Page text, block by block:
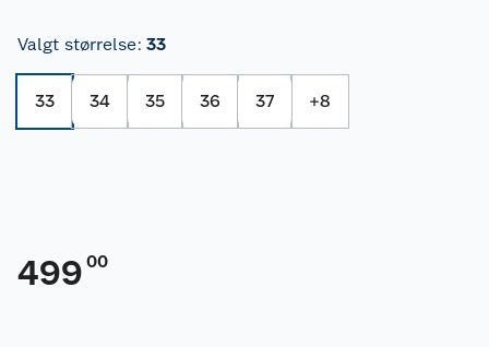
Valgt størrelse: 33
33 34 35 36 37 +8
499 00